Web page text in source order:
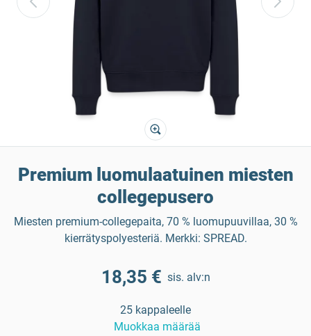
Premium luomulaatuinen miesten
collegepusero
Miesten premium-collegepaita, 70 % luomupuuvillaa, 30 %
kierrätyspolyesteriä. Merkki: SPREAD.
18,35 € sis. alv:n
25 kappaleelle
Muokkaa määrää